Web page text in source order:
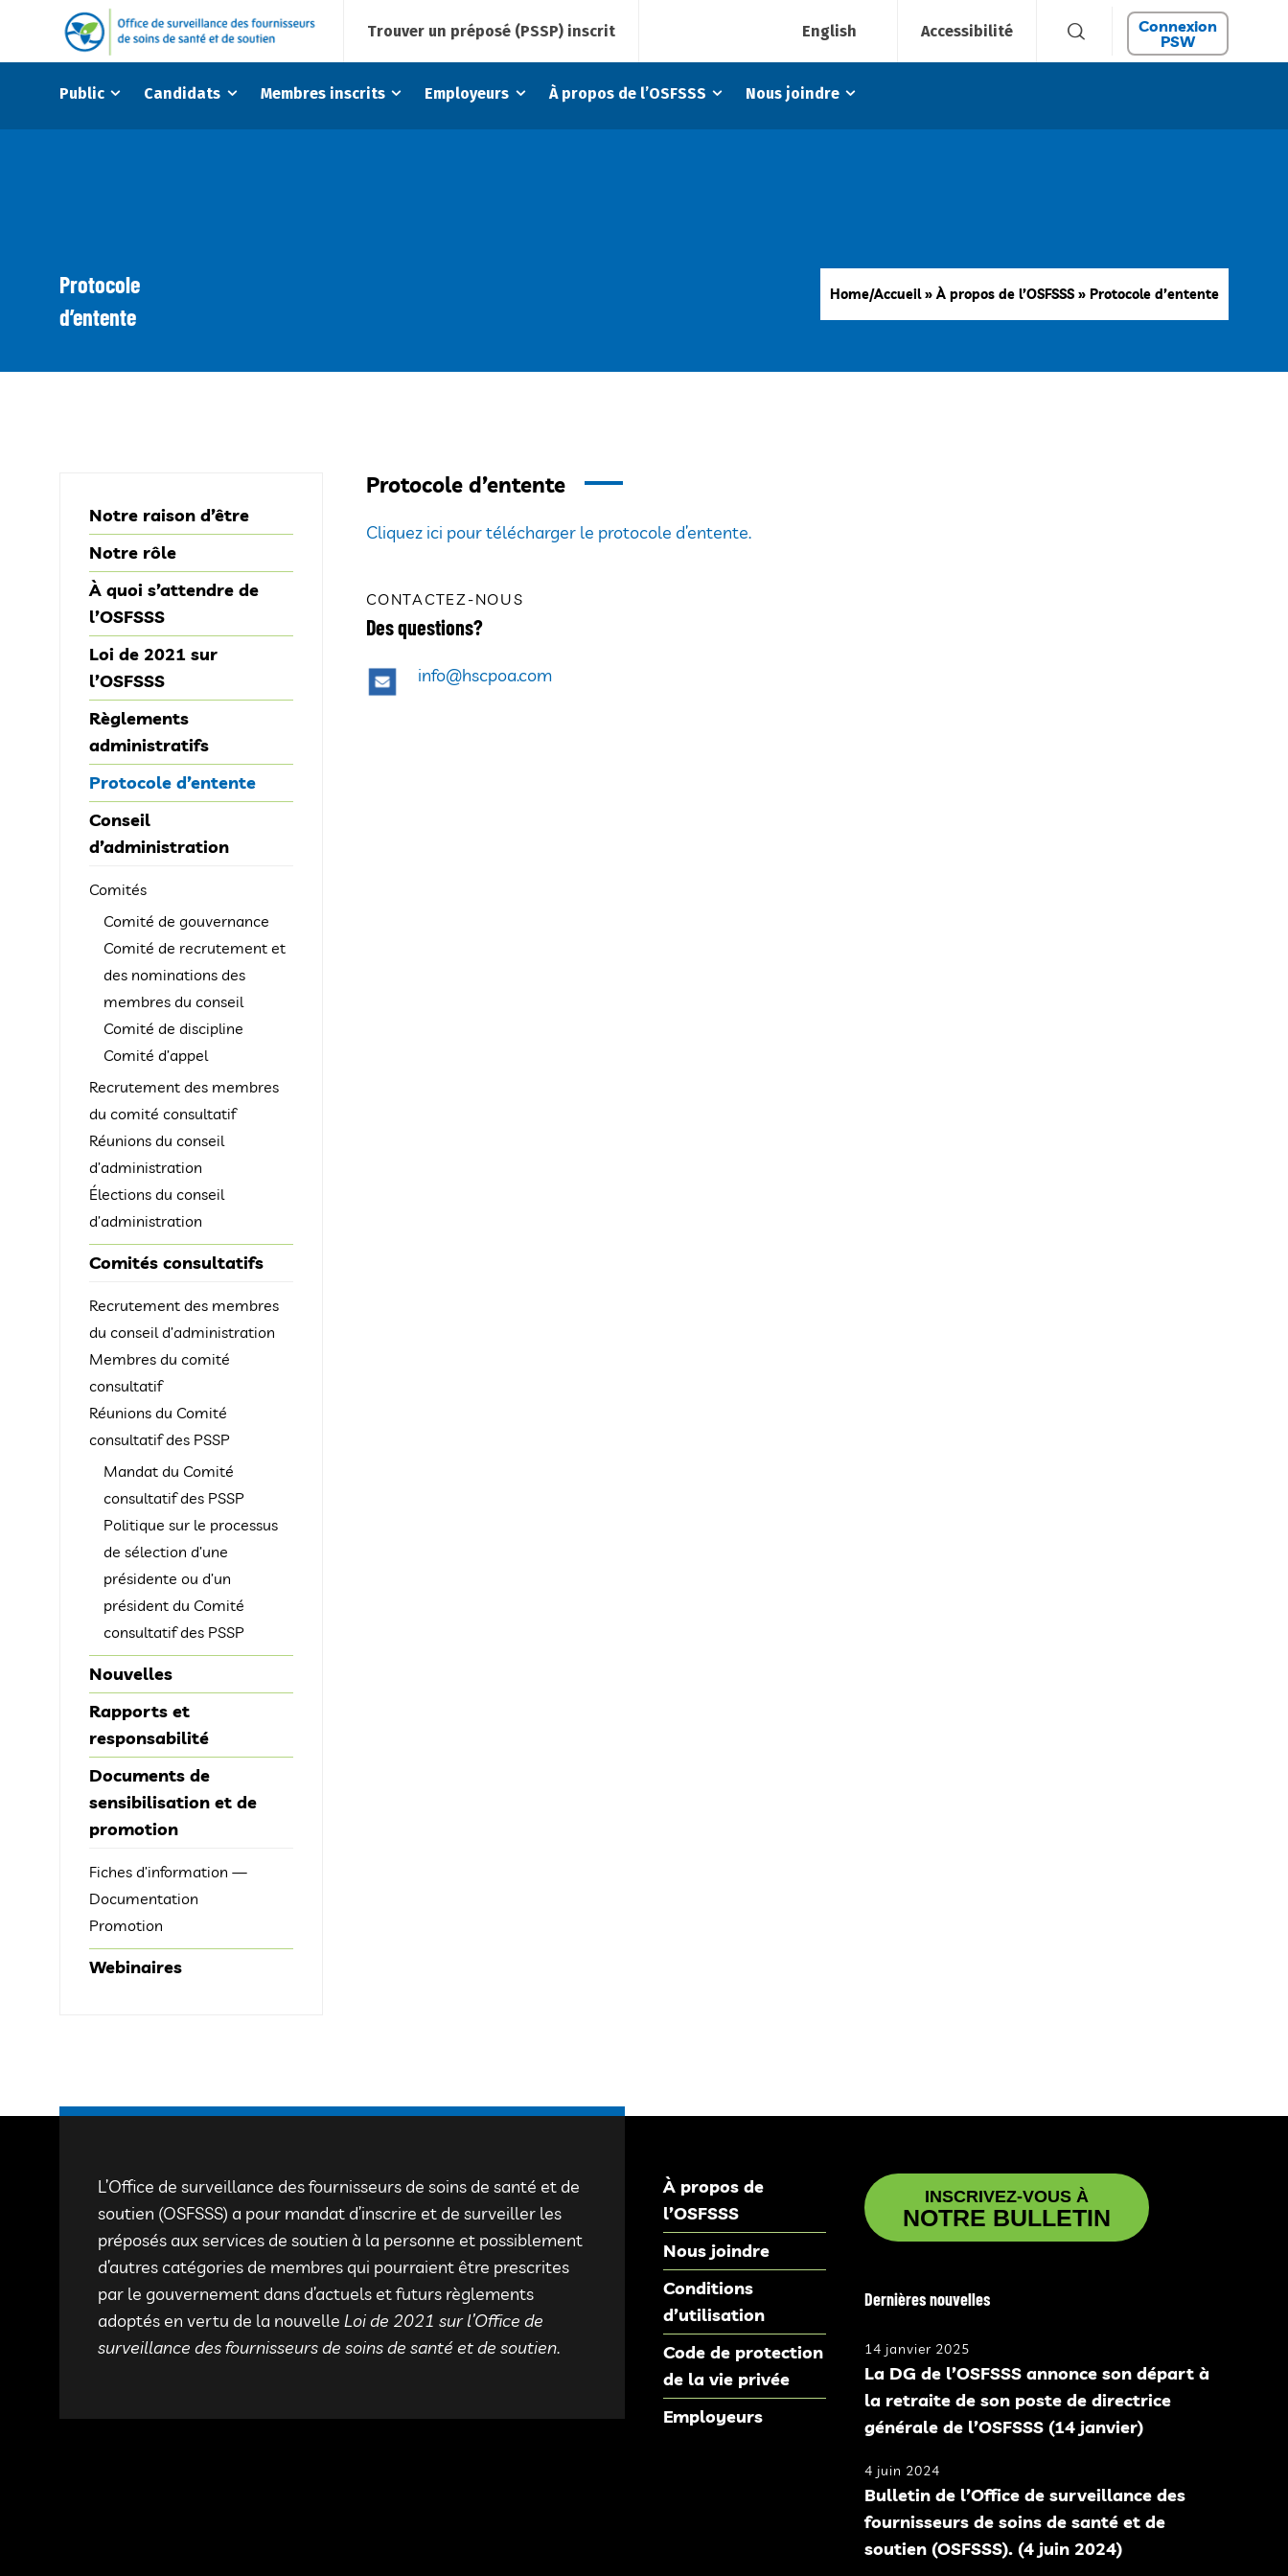
Trouver un préposé (PSSP) inscrit English Accessibilité
Connexion
PSW
Public Candidats Membres inscrits Employeurs À propos de l’OSFSSS Nous joindre
Protocole
d’entente
Home/Accueil»À propos de l’OSFSSS » Protocole d’entente
Protocole d’entente
Cliquez ici pour télécharger le protocole d’entente.
CONTACTEZ-NOUS
Des questions?
info@hscpoa.com
Notre raison d’être
Notre rôle
À quoi s’attendre de
l’OSFSSS
Loi de 2021 sur
l’OSFSSS
Règlements
administratifs
Protocole d’entente
Conseil
d’administration
Comités
Comité de gouvernance
Comité de recrutement et
des nominations des
membres du conseil
Comité de discipline
Comité d’appel
Recrutement des membres
du comité consultatif
Réunions du conseil
d’administration
Élections du conseil
d’administration
Comités consultatifs
Recrutement des membres
du conseil d’administration
Membres du comité
consultatif
Réunions du Comité
consultatif des PSSP
Mandat du Comité
consultatif des PSSP
Politique sur le processus
de sélection d’une
présidente ou d’un
président du Comité
consultatif des PSSP
Nouvelles
Rapports et
responsabilité
Documents de
sensibilisation et de
promotion
Fiches d’information —
Documentation
Promotion
Webinaires
L’Office de surveillance des fournisseurs de soins de santé et de
soutien (OSFSSS) a pour mandat d’inscrire et de surveiller les
préposés aux services de soutien à la personne et possiblement
d’autres catégories de membres qui pourraient être prescrites
par le gouvernement dans d’actuels et futurs règlements
adoptés en vertu de la nouvelle Loi de 2021 sur l’Office de
surveillance des fournisseurs de soins de santé et de soutien.
À propos de
l’OSFSSS
Nous joindre
Conditions
d’utilisation
Code de protection
de la vie privée
Employeurs
INSCRIVEZ-VOUS À
NOTRE BULLETIN
Dernières nouvelles
14 janvier 2025
La DG de l’OSFSSS annonce son départ à
la retraite de son poste de directrice
générale de l’OSFSSS (14 janvier)
4 juin 2024
Bulletin de l’Office de surveillance des
fournisseurs de soins de santé et de
soutien (OSFSSS). (4 juin 2024)